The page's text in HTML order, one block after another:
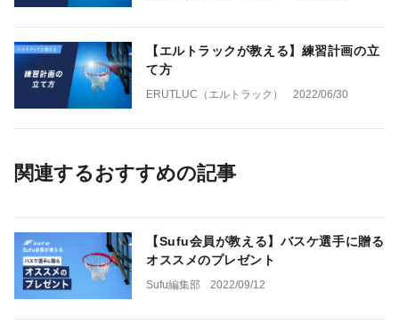
【エルトラックが教える】練習計画の立
て方
ERUTLUC（エルトラック） 2022/06/30
関連するおすすめの記事
【Sufu会員が教える】バスケ選手に贈る
オススメのプレゼント
Sufu編集部 2022/09/12